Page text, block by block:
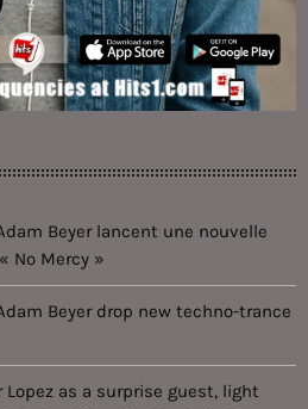
Beyer lancent une nouvelle
No Mercy »
Beyer drop new techno-trance
Lopez as a surprise guest, light